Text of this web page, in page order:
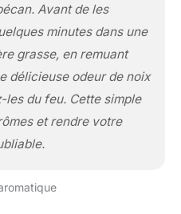
Avant de les
minutes dans une
grasse, en remuant
délicieuse odeur de noix
du feu. Cette simple
et rendre votre